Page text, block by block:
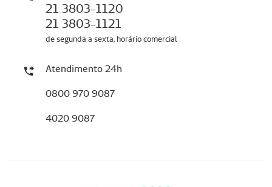
21 3803-1120
21 3803-1121
de segunda a sexta, horário comercial
Atendimento 24h
0800 970 9087
4020 9087